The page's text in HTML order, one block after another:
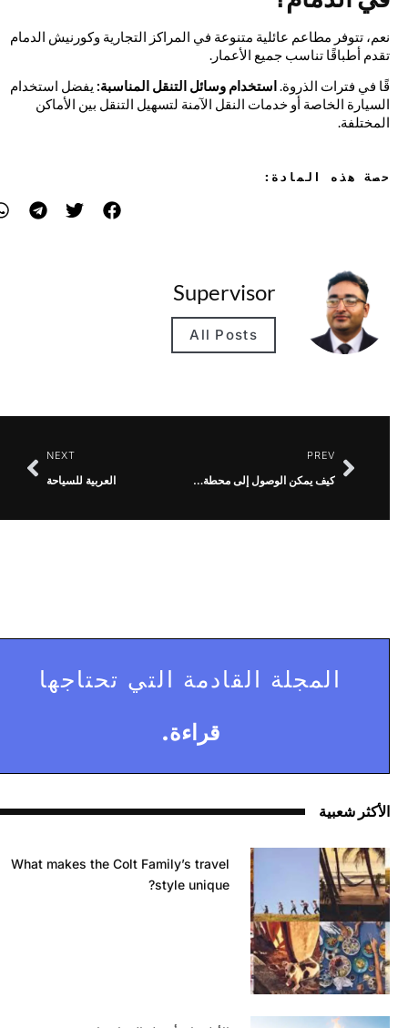
نعم، تتوفر مطاعم عائلية متنوعة في المراكز التجارية وكورنيش الدمام
تقدم أطباقًا تناسب جميع الأعمار.
قًا في فترات الذروة.استخدام وسائل التنقل المناسبة:يفضل استخدام
السيارة الخاصة أو خدمات النقل الآمنة لتسهيل التنقل بين الأماكن
المختلفة.
حصة هذه المادة:
Supervisor
All Posts
PREV
كيف يمكن الوصول إلى محطة العاصمة من المطار؟
NEXT
العربية للسياحة
المجلة القادمة التي تحتاجها
قراءة.
الأكثر شعبية
What makes the Colt Family’s travel
style unique?